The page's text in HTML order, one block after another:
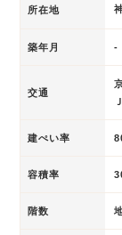
所在地
築年月 -
交通
建ぺい率
容積率
階数